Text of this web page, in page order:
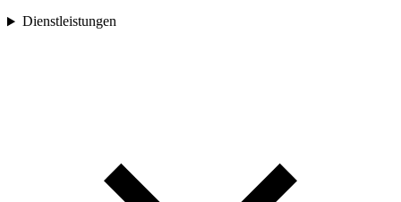
Dienstleistungen